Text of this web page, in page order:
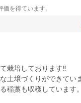
を得ています。
栽培しております‼︎
土壌づくりができてい
稲藁も収穫しています。